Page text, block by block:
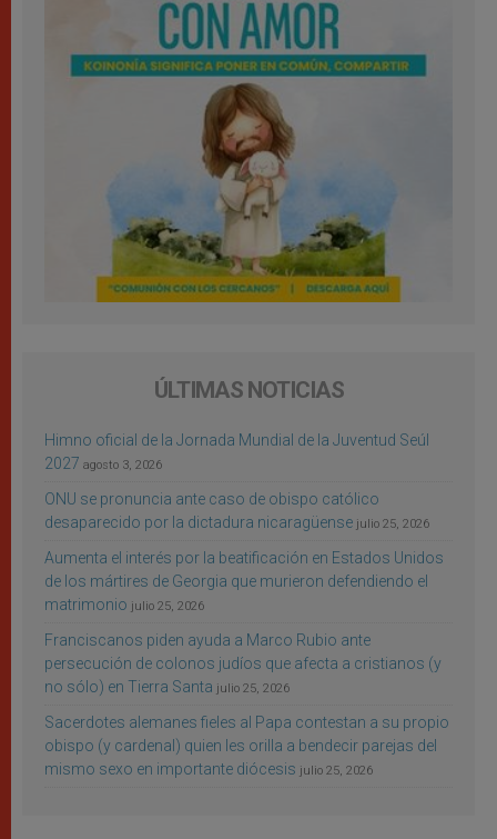
ÚLTIMAS NOTICIAS
Himno oficial de la Jornada Mundial de la Juventud Seúl
2027 agosto 3, 2026
ONU se pronuncia ante caso de obispo católico
desaparecido por la dictadura nicaragüense julio 25, 2026
Aumenta el interés por la beatificación en Estados Unidos
de los mártires de Georgia que murieron defendiendo el
matrimonio julio 25, 2026
Franciscanos piden ayuda a Marco Rubio ante
persecución de colonos judíos que afecta a cristianos (y
no sólo) en Tierra Santa julio 25, 2026
Sacerdotes alemanes fieles al Papa contestan a su propio
obispo (y cardenal) quien les orilla a bendecir parejas del
mismo sexo en importante diócesis julio 25, 2026